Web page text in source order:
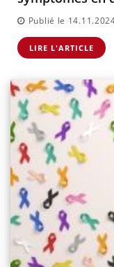
Publié le
LIRE L'ARTICLE